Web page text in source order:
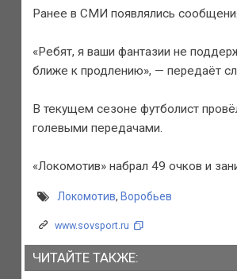
Ранее в СМИ появлялись
«Ребят, я ваши фантазии не
ближе к продлению», — передаёт
В текущем сезоне футболист
голевыми передачами.
«Локомотив» набрал 49 очков и
Локомотив, Воробьев
www.sovsport.ru
ЧИТАЙТЕ ТАКЖЕ: